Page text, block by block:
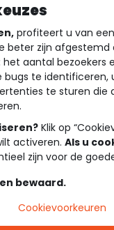
- 19:00
- 19:00
09:30 - 19:00
Levering
Tape à
Geef de
en in de
Beloon je
profiteert u van
beter zijn afgestemd
aantal bezoekers
te identificeren,
te sturen die
Klik op
activeren. Als u
zijn voor de
bewaard.
Cookievoorkeuren